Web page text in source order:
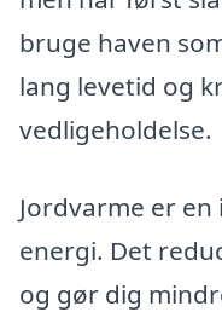
bruge haven
lang levetid og
vedligeholdelse.
Jordvarme er
energi. Det
og gør dig